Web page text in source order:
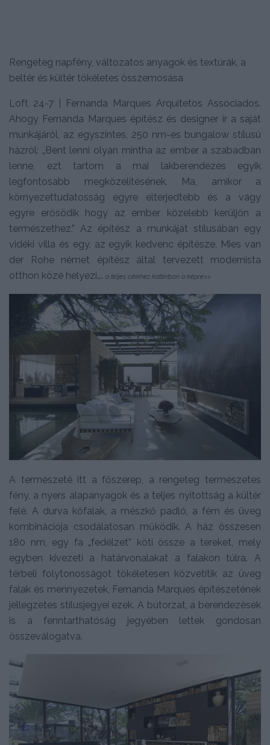
Rengeteg napfény, változatos anyagok és textúrák, a
beltér és kültér tökéletes összemosása
Loft 24-7 | Fernanda Marques Arquitetos Associados.
Ahogy Fernanda Marques építész és designer ír a saját
munkájáról, az egyszintes, 250 nm-es bungalow stílusú
házról: „Bent lenni olyan mintha az ember a szabadban
lenne, ezt tartom a mai lakberendezés egyik
legfontosabb megközelítésének. Ma, amikor a
környezettudatosság egyre elterjedtebb és a vágy
egyre erősödik hogy az ember közelebb kerüljön a
természethez.” Az építész a munkáját stílusában egy
vidéki villa és egy, az egyik kedvenc építésze, Mies van
der Rohe német építész által tervezett modernista
otthon közé helyezi…. a teljes cikkhez kattintson a képre>>
A természeté itt a főszerep, a rengeteg természetes
fény, a nyers alapanyagok és a teljes nyitottság a kültér
felé. A durva kőfalak, a mészkő padló, a fém és üveg
kombinációja csodálatosan működik. A ház összesen
180 nm, egy fa „fedélzet” köti össze a tereket, mely
egyben kivezeti a határvonalakat a falakon túlra. A
térbeli folytonosságot tökéletesen közvetítik az üveg
falak és mennyezetek, Fernanda Marques építészetének
jellegzetes stílusjegyei ezek. A bútorzat, a berendezések
is a fenntarthatóság jegyében lettek gondosan
összeválogatva.